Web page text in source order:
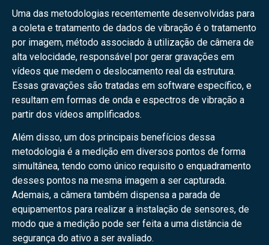
Uma das metodologias recentemente desenvolvidas para
a coleta e tratamento de dados de vibração é o tratamento
por imagem, método associado à utilização de câmera de
alta velocidade, responsável por gerar gravações em
vídeos que medem o deslocamento real da estrutura.
Essas gravações são tratadas em software específico, e
resultam em formas de onda e espectros de vibração a
partir dos vídeos amplificados.
Além disso, um dos principais benefícios dessa
metodologia é a medição em diversos pontos de forma
simultânea, tendo como único requisito o enquadramento
desses pontos na mesma imagem a ser capturada.
Ademais, a câmera também dispensa a parada de
equipamentos para realizar a instalação de sensores, de
modo que a medição pode ser feita a uma distância de
segurança do ativo a ser avaliado.